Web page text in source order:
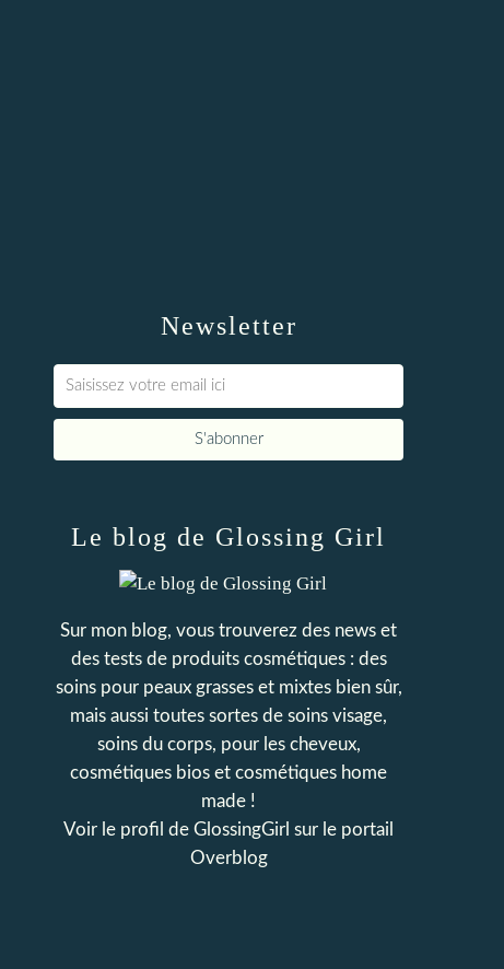
Newsletter
Le blog de Glossing Girl
Sur mon blog, vous trouverez des news et
des tests de produits cosmétiques : des
soins pour peaux grasses et mixtes bien sûr,
mais aussi toutes sortes de soins visage,
soins du corps, pour les cheveux,
cosmétiques bios et cosmétiques home
made !
Voir le profil de GlossingGirl sur le portail
Overblog